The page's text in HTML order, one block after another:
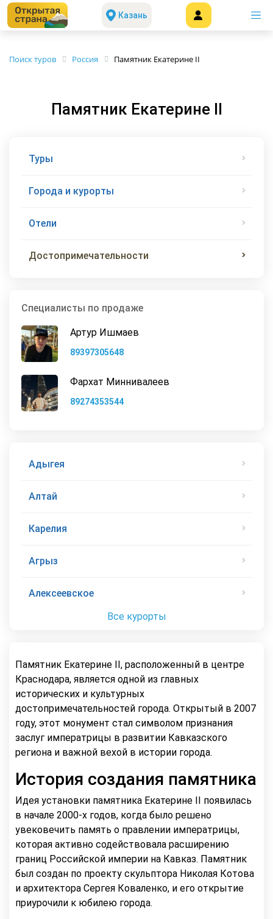
Казань
Поиск туров Россия Памятник Екатерине II
Памятник Екатерине II
Туры
Города и курорты
Отели
Достопримечательности
Специалисты по продаже
Артур Ишмаев
89397305648
Фархат Миннивалеев
89274353544
Адыгея
Алтай
Карелия
Агрыз
Алексеевское
Все курорты
Памятник Екатерине II, расположенный в центре
Краснодара, является одной из главных
исторических и культурных
достопримечательностей города. Открытый в 2007
году, этот монумент стал символом признания
заслуг императрицы в развитии Кавказского
региона и важной вехой в истории города.
История создания памятника
Идея установки памятника Екатерине II появилась
в начале 2000-х годов, когда было решено
увековечить память о правлении императрицы,
которая активно содействовала расширению
границ Российской империи на Кавказ. Памятник
был создан по проекту скульптора Николая Котова
и архитектора Сергея Коваленко, и его открытие
приурочили к юбилею города.